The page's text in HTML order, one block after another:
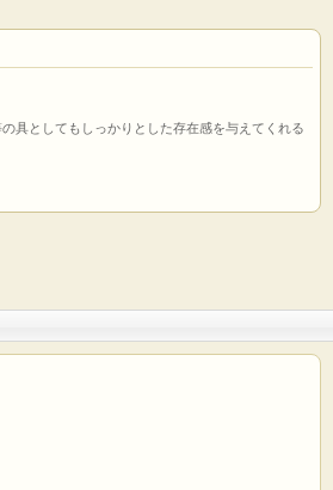
具としてもしっかりとした存在感を与えてくれる